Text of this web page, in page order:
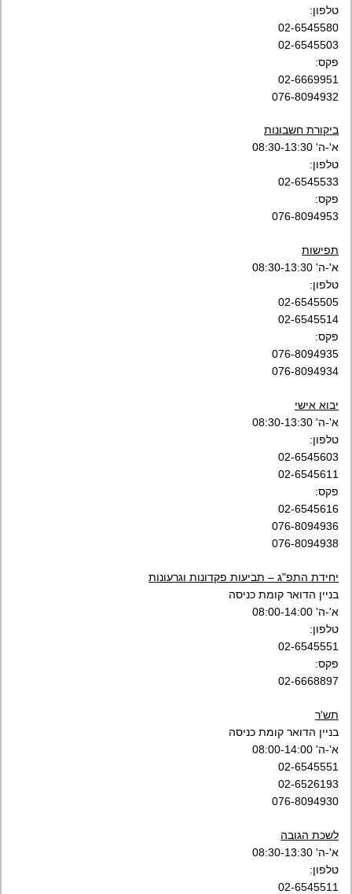
טלפון:
02-6545580
02-6545503
פקס:
02-6669951
076-8094932
ביקורת חשבונות
א'-ה' 08:30-13:30
טלפון:
02-6545533
פקס:
076-8094953
תפישות
א'-ה' 08:30-13:30
טלפון:
02-6545505
02-6545514
פקס:
076-8094935
076-8094934
יבוא אישי
א'-ה' 08:30-13:30
טלפון:
02-6545603
02-6545611
פקס:
02-6545616
076-8094936
076-8094938
יחידת התפ"ג – תביעות פקדונות וגרעונות
בניין הדואר קומת כניסה
א'-ה' 08:00-14:00
טלפון:
02-6545551
פקס:
02-6668897
תש'ר
בניין הדואר קומת כניסה
א'-ה' 08:00-14:00
02-6545551
02-6526193
076-8094930
לשכת הגובה
א'-ה' 08:30-13:30
טלפון:
02-6545511